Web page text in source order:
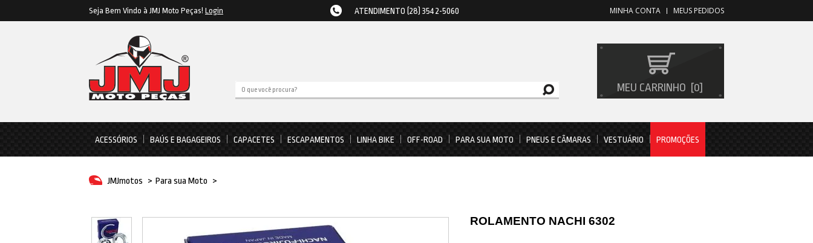
Seja Bem Vindo à JMJ Moto Peças! Login ATENDIMENTO (28) 3542-5060 MEUS PEDIDOS
MINHA CONTA
MEU CARRINHO 0
ACESSÓRIOS BAÚS E BAGAGEIROS CAPACETES ESCAPAMENTOS LINHA BIKE OFF-ROAD PARA SUA MOTO PNEUS E CÂMARAS VESTUÁRIO PROMOÇÕES
JMJmotos > Para sua Moto >
ROLAMENTO NACHI 6302